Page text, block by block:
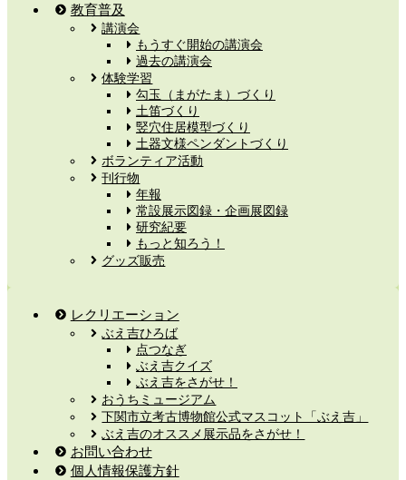
教育普及
講演会
もうすぐ開始の講演会
過去の講演会
体験学習
勾玉（まがたま）づくり
土笛づくり
竪穴住居模型づくり
土器文様ペンダントづくり
ボランティア活動
刊行物
年報
常設展示図録・企画展図録
研究紀要
もっと知ろう！
グッズ販売
レクリエーション
ぶえ吉ひろば
点つなぎ
ぶえ吉クイズ
ぶえ吉をさがせ！
おうちミュージアム
下関市立考古博物館公式マスコット「ぶえ吉」
ぶえ吉のオススメ展示品をさがせ！
お問い合わせ
個人情報保護方針